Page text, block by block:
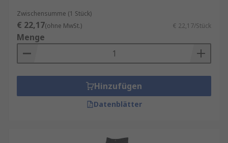
Zwischensumme (1 Stück)
€ 22,17(ohne MwSt.) € 22,17/Stück
Menge
Hinzufügen
Datenblätter